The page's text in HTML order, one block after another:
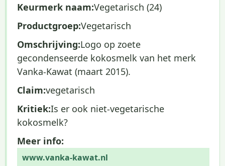
Keurmerk naam:Vegetarisch (24)
Productgroep:Vegetarisch
Omschrijving:Logo op zoete
gecondenseerde kokosmelk van het merk
Vanka-Kawat (maart 2015).
Claim:vegetarisch
Kritiek:Is er ook niet-vegetarische
kokosmelk?
Meer info:
www.vanka-kawat.nl